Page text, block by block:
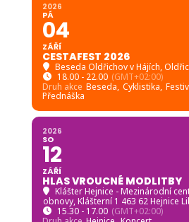
2026
PÁ
04
ZÁŘÍ
CESTAFEST 2026
Beseda Oldřichov v Hájích,
18.00 - 22.00 (GMT+02:00)
Druh akce Beseda, Cyklistika,
Přednáška
2026
SO
12
ZÁŘÍ
HLAS VROUCNÉ MODLITBY
Klášter Hejnice - Mezinárodní
obnovy, Klášterní 1 463 62 Hejnice
15.30 - 17.00 (GMT+02:00)